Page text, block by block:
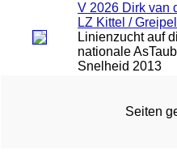
V 2026 Dirk van
LZ Kittel / Greipel
Linienzucht auf
nationale
Snelheid 2013
Seiten